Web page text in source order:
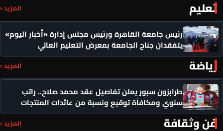
تعليم المزيد ‹
رئيس جامعة القاهرة ورئيس مجلس إدارة «أخبار اليوم»
يتفقدان جناح الجامعة بمعرض التعليم العالي
رياضة المزيد ‹
طرابزون سبور يعلن تفاصيل عقد محمد صلاح.. راتب
سنوي ومكافأة توقيع ونسبة من عائدات المنتجات
فن وثقافة المزيد ‹